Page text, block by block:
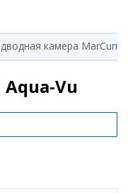
камера MarCum
Vu